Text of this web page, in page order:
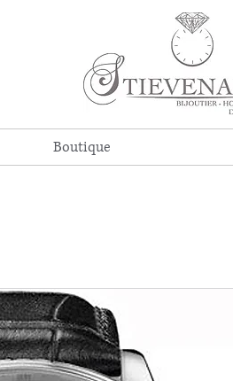
Boutique